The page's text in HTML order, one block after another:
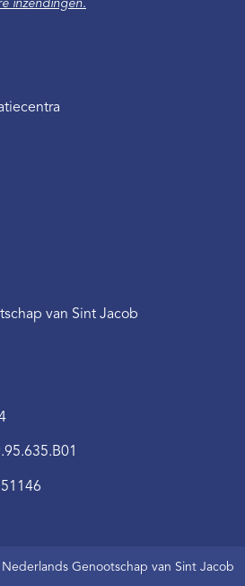
inzendingen.
van Sint Jacob
Genootschap van Sint Jacob